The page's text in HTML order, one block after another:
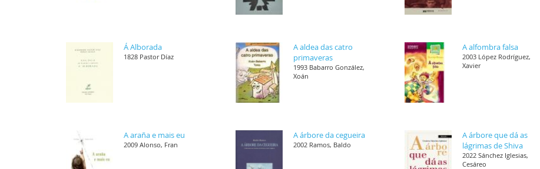
Á Alborada
1828 Pastor Díaz
A aldea das catro
primaveras
1993 Babarro González,
Xoán
A alfombra falsa
2003 López Rodríguez,
Xavier
A araña e mais eu
2009 Alonso, Fran
A árbore da cegueira
2002 Ramos, Baldo
A árbore que dá as
lágrimas de Shiva
2022 Sánchez Iglesias,
Cesáreo